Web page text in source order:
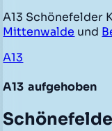
A13 Schönefelder
Mittenwalde und
A13
A13 aufgehoben